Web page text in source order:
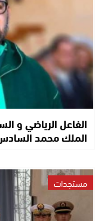
الفاعل الرياضي و
الملك محمد
مستجدات